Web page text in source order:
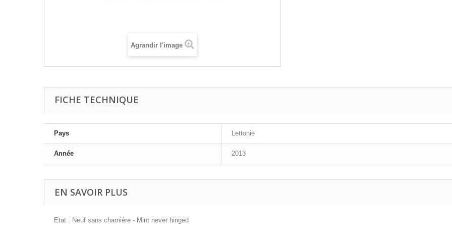
Agrandir l'image
FICHE TECHNIQUE
Pays Lettonie
Année 2013
EN SAVOIR PLUS
Etat : Neuf sans charnière - Mint never hinged